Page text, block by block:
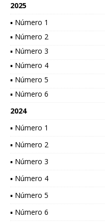
2025
▪ Número 1
▪ Número 2
▪ Número 3
▪ Número 4
▪ Número 5
▪ Número 6
2024
▪ Número 1
▪ Número 2
▪ Número 3
▪ Número 4
▪ Número 5
▪ Número 6